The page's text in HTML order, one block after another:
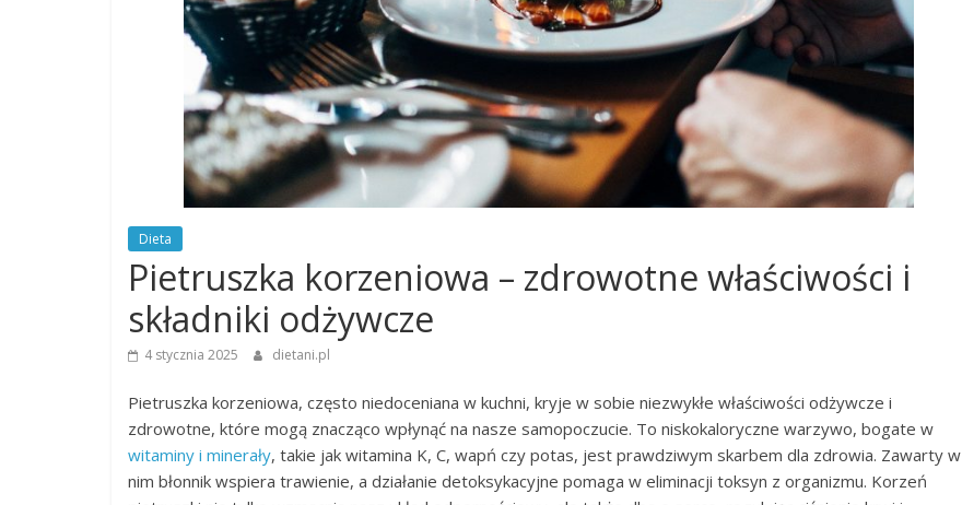
Dieta
Pietruszka korzeniowa – zdrowotne właściwości i
składniki odżywcze
4 stycznia 2025 dietani.pl
Pietruszka korzeniowa, często niedoceniana w kuchni, kryje w sobie niezwykłe właściwości odżywcze i
zdrowotne, które mogą znacząco wpłynąć na nasze samopoczucie. To niskokaloryczne warzywo, bogate w
witaminy i minerały, takie jak witamina K, C, wapń czy potas, jest prawdziwym skarbem dla zdrowia. Zawarty w
nim błonnik wspiera trawienie, a działanie detoksykacyjne pomaga w eliminacji toksyn z organizmu. Korzeń